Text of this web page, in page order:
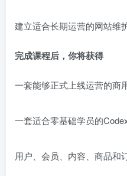
建立适合长期运营的网站维
完成课程后，你将获得
一套能够正式上线运营的商
一套适合零基础学员的
用户、会员、内容、商品和